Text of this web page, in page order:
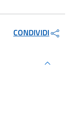
CONDIVIDI